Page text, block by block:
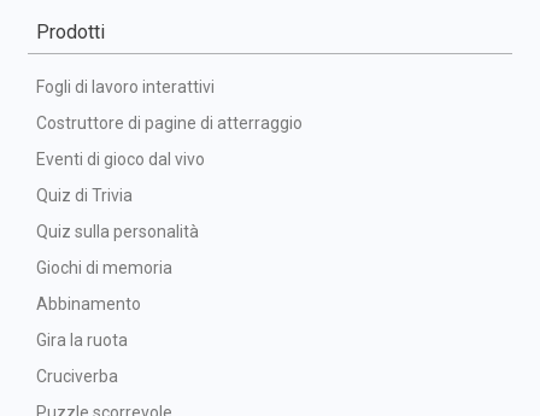
Prodotti
Fogli di lavoro interattivi
Costruttore di pagine di atterraggio
Eventi di gioco dal vivo
Quiz di Trivia
Quiz sulla personalità
Giochi di memoria
Abbinamento
Gira la ruota
Cruciverba